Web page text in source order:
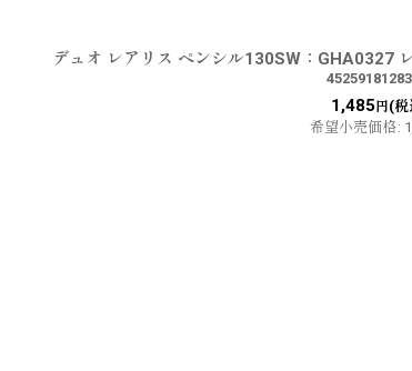
デュオ レアリス ペンシル130SW：GHA0327
1,485 円(税
希望小売価格: